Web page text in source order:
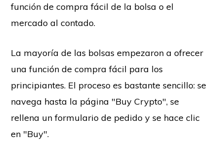
función de compra fácil de la bolsa o el
mercado al contado.
La mayoría de las bolsas empezaron a ofrecer
una función de compra fácil para los
principiantes. El proceso es bastante sencillo: se
navega hasta la página "Buy Crypto", se
rellena un formulario de pedido y se hace clic
en "Buy".